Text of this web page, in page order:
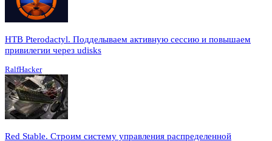
HTB Pterodactyl. Подделываем активную сессию и повышаем
привилегии через udisks
RalfHacker
Red Stable. Строим систему управления распределенной